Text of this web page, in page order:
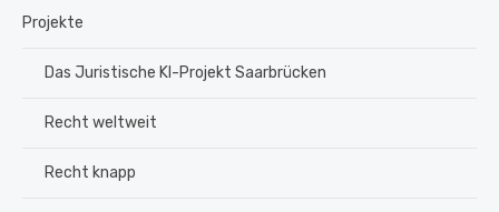
Projekte
Das Juristische KI-Projekt Saarbrücken
Recht weltweit
Recht knapp